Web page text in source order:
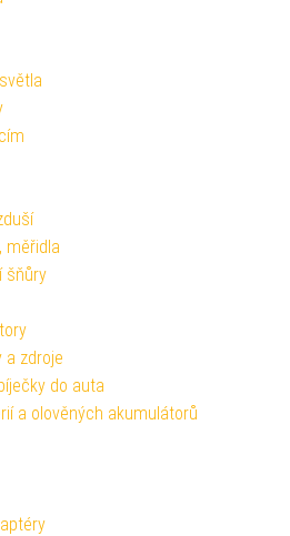
měřidla
šňůry
a zdroje
do auta
a olověných akumulátorů